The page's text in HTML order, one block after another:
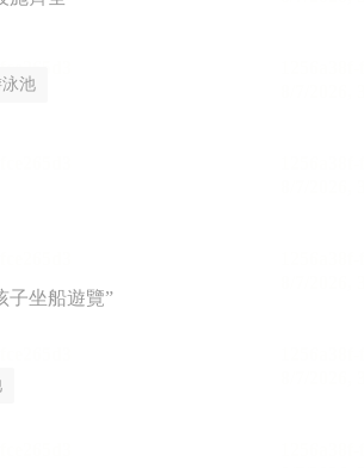
池
子坐船遊覽”